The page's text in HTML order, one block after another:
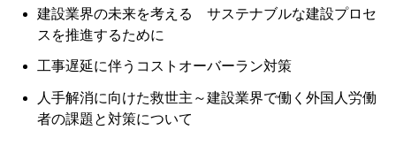
建設業界の未来を考える サステナブルな建設プロセ
スを推進するために
工事遅延に伴うコストオーバーラン対策
人手解消に向けた救世主～建設業界で働く外国人労働
者の課題と対策について